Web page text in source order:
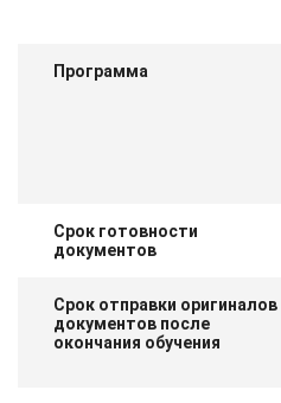
Программа
Срок готовности
документов
Срок отправки оригиналов
документов после
окончания обучения